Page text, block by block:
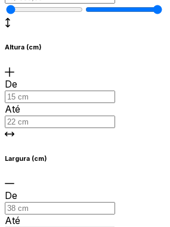
Altura (cm)
De
Até
Largura (cm)
De
Até